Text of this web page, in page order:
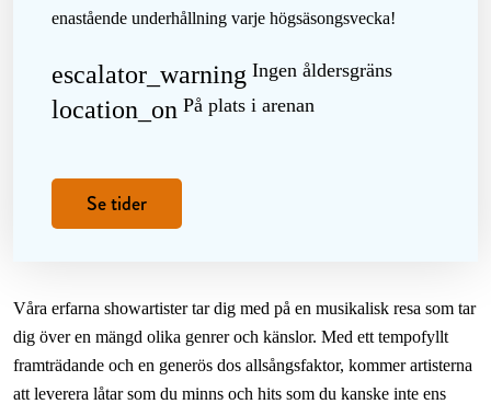
enastående underhållning varje högsäsongsvecka!
escalator_warning Ingen åldersgräns
location_on På plats i arenan
Se tider
Våra erfarna showartister tar dig med på en musikalisk resa som tar
dig över en mängd olika genrer och känslor. Med ett tempofyllt
framträdande och en generös dos allsångsfaktor, kommer artisterna
att leverera låtar som du minns och hits som du kanske inte ens